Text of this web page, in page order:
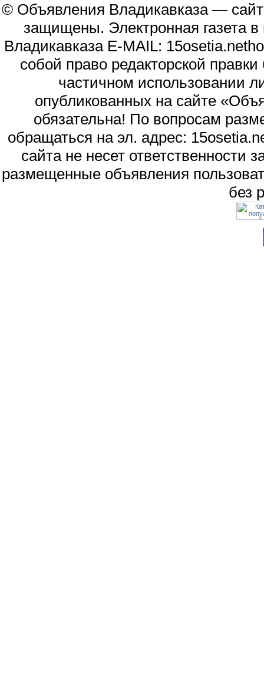
© Объявления Владикавказа —
защищены. Электронная газета
Владикавказа E-MAIL:
собой право редакторской
частичном использовании
опубликованных на сайте
обязательна! По вопросам
обращаться на эл. адрес:
сайта не несет
размещенные объявления
без